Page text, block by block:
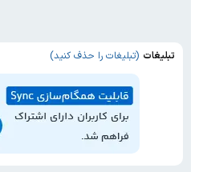
تبلیغات (تبلیغات را حذف کنید)